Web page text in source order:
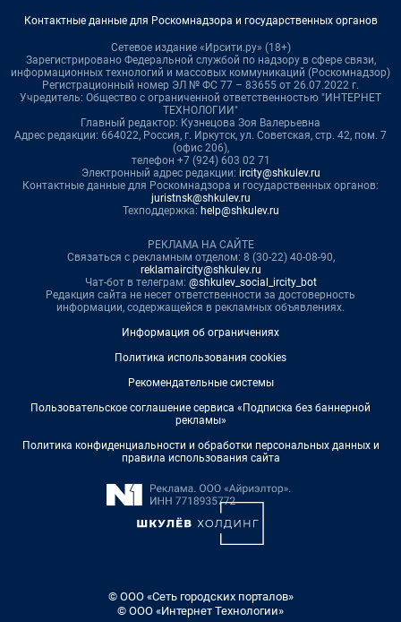
Контактные данные для Роскомнадзора и государственных органов
Сетевое издание «Ирсити.ру» (18+)
Зарегистрировано Федеральной службой по надзору в сфере связи,
информационных технологий и массовых коммуникаций (Роскомнадзор)
Регистрационный номер ЭЛ № ФС 77 – 83655 от 26.07.2022 г.
Учредитель: Общество с ограниченной ответственностью "ИНТЕРНЕТ
ТЕХНОЛОГИИ"
Главный редактор: Кузнецова Зоя Валерьевна
Адрес редакции: 664022, Россия, г. Иркутск, ул. Советская, стр. 42, пом. 7
(офис 206),
телефон +7 (924) 603 02 71
Электронный адрес редакции: ircity@shkulev.ru
Контактные данные для Роскомнадзора и государственных органов:
juristnsk@shkulev.ru
Техподдержка: help@shkulev.ru
РЕКЛАМА НА САЙТЕ
Связаться с рекламным отделом: 8 (30-22) 40-08-90,
reklamaircity@shkulev.ru
Чат-бот в телеграм: @shkulev_social_ircity_bot
Редакция сайта не несет ответственности за достоверность
информации, содержащейся в рекламных объявлениях.
Информация об ограничениях
Политика использования cookies
Рекомендательные системы
Пользовательское соглашение сервиса «Подписка без баннерной
рекламы»
Политика конфиденциальности и обработки персональных данных и
правила использования сайта
© ООО «Сеть городских порталов»
© ООО «Интернет Технологии»